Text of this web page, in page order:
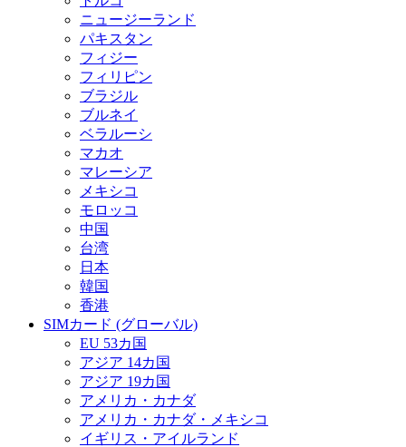
ニュージーランド
パキスタン
フィジー
フィリピン
ブラジル
ブルネイ
ベラルーシ
マカオ
マレーシア
メキシコ
モロッコ
中国
台湾
日本
韓国
香港
SIMカード (グローバル)
EU 53カ国
アジア 14カ国
アジア 19カ国
アメリカ・カナダ
アメリカ・カナダ・メキシコ
イギリス・アイルランド